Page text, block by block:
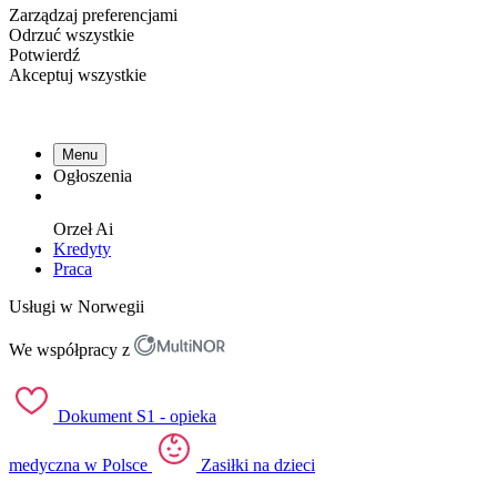
Zarządzaj preferencjami
Odrzuć wszystkie
Potwierdź
Akceptuj wszystkie
Menu
Ogłoszenia
OrzełAi
Kredyty
Praca
Usługi w Norwegii
We współpracy z
Dokument S1 - opieka
medyczna w Polsce Zasiłki na dzieci